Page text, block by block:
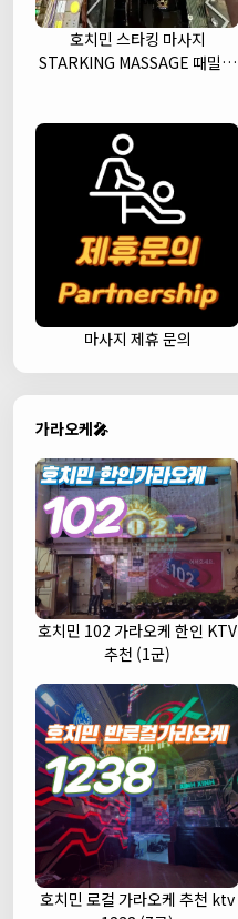
호치민 스타킹 마사지
STARKING MASSAGE 때밀이
마사지 제휴 문의
가라오케🎤
호치민 102 가라오케 한인 KTV
추천 (1군)
호치민 로컬 가라오케 추천 ktv